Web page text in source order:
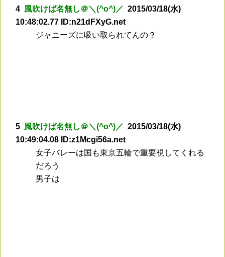
4 風吹けば名無し＠＼(^o^)／ 2015/03/18(水)
10:48:02.77 ID:n21dFXyG.net
ジャニーズに吸い取られてんの？
5 風吹けば名無し＠＼(^o^)／ 2015/03/18(水)
10:49:04.08 ID:z1Mcgi56a.net
女子バレーは国も東京五輪で重要視してくれる
だろう
男子は